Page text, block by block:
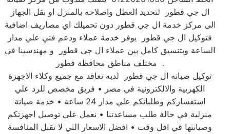
ال جي قطور لتحديد العطل واصلاحه بالمنزل او نقل الجهاز
الى مركز خدمة ال جي قطور دون تحميلك اي مصاريف اضافية
فتوكيل ال جي قطور يوفر خدمة عملاء ودعم فني علي مدار
الساعة وبتنسيق كامل بين عملاء ال جي قطور و مهندسينا في
مختلف مناطق محافظة قطور .
توكيل صيانه ال جي قطور لديه تعاقد مع جميع وكلاء الاجهزة
الكهربية والالكترونية في مصر • فريق مخصص للرد علي
استفساركم وطلباتكم علي مدار 24 ساعة • خدمة صيانة
منزلية في حالة طلب مساعدتنا • نعمل علي توصيل اجهزتكم
وصيانتها في اقل وقت • افضل الاسعار التي لا تقبل المنافسة